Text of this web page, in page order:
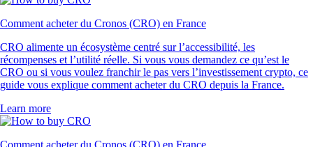
Comment acheter du Cronos (CRO) en France
CRO alimente un écosystème centré sur l’accessibilité, les
récompenses et l’utilité réelle. Si vous vous demandez ce qu’est le
CRO ou si vous voulez franchir le pas vers l’investissement crypto, ce
guide vous explique comment acheter du CRO depuis la France.
Learn more
Comment acheter du Cronos (CRO) en France